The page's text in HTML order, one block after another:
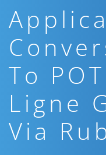
To
Ligne
Via